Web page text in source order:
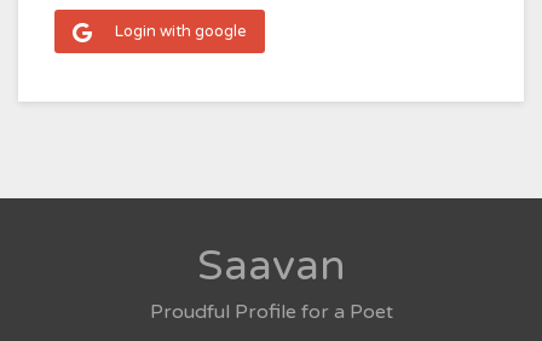
Login with google
Saavan
Proudful Profile for a Poet